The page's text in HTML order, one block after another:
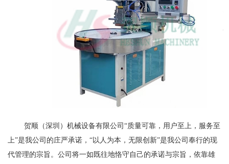
贺顺（深圳）机械设备有限公司“质量可靠，用户至上，服务至
上”是我公司的庄严承诺，“以人为本，无限创新”是我公司奉行的现
代管理的宗旨。公司将一如既往地恪守自己的承诺与宗旨，依靠雄